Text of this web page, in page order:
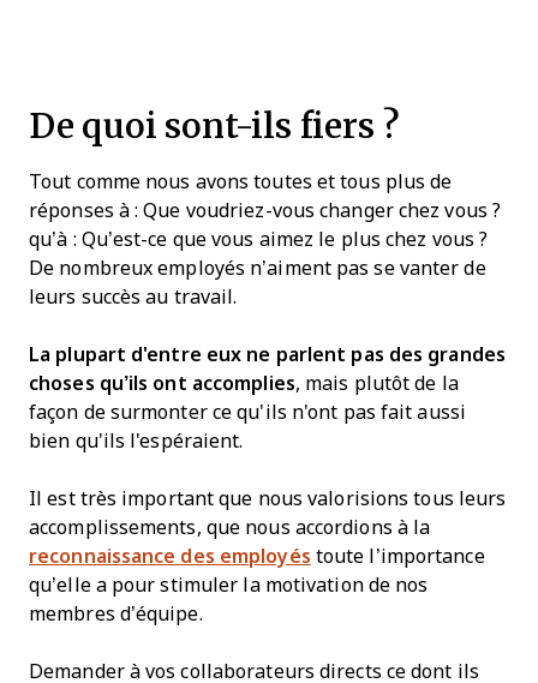
De quoi sont-ils fiers ?
Tout comme nous avons toutes et tous plus de
réponses à : Que voudriez-vous changer chez vous ?
qu’à : Qu’est-ce que vous aimez le plus chez vous ?
De nombreux employés n’aiment pas se vanter de
leurs succès au travail.
La plupart d'entre eux ne parlent pas des grandes
choses qu’ils ont accomplies, mais plutôt de la
façon de surmonter ce qu'ils n'ont pas fait aussi
bien qu'ils l'espéraient.
Il est très important que nous valorisions tous leurs
accomplissements, que nous accordions à la
reconnaissance des employés toute l’importance
qu’elle a pour stimuler la motivation de nos
membres d’équipe.
Demander à vos collaborateurs directs ce dont ils